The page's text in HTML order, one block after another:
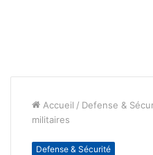
Accueil / Defense &
militaires
Defense & Sécurité